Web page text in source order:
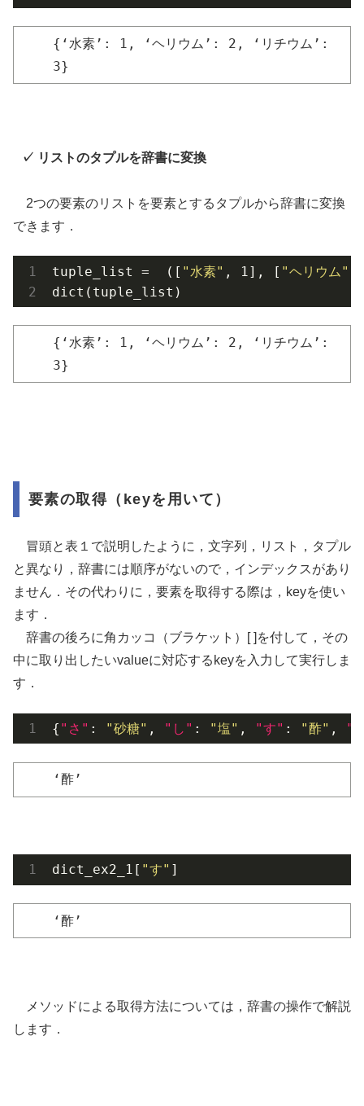
{‘水素’: 1, ‘ヘリウム’: 2, ‘リチウム’:
3}
リストのタプルを辞書に変換
2つの要素のリストを要素とするタプルから辞書に変換
できます．
tuple_list =  ([ "水素" , 1], [ "ヘリウム"
dict(tuple_list)
{‘水素’: 1, ‘ヘリウム’: 2, ‘リチウム’:
3}
要素の取得（keyを用いて）
冒頭と表１で説明したように，文字列，リスト，タプル
と異なり，辞書には順序がないので，インデックスがあり
ません．その代わりに，要素を取得する際は，keyを使い
ます．
辞書の後ろに角カッコ（ブラケット）[ ]を付して，その
中に取り出したいvalueに対応するkeyを入力して実行しま
す．
{ "さ" : "砂糖" , "し" : "塩" , "す" : "酢" , "
‘酢’
dict_ex2_1[ "す" ]
‘酢’
メソッドによる取得方法については，辞書の操作で解説
します．